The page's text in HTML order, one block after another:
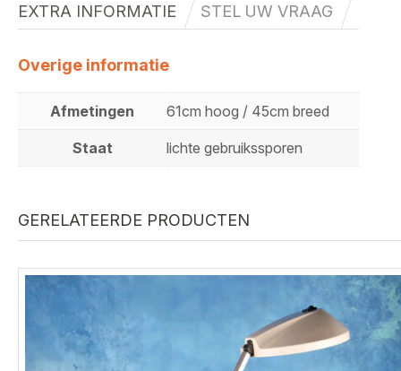
EXTRA INFORMATIE STEL UW VRAAG
Overige informatie
Afmetingen 61cm hoog / 45cm breed
Staat lichte gebruikssporen
GERELATEERDE PRODUCTEN